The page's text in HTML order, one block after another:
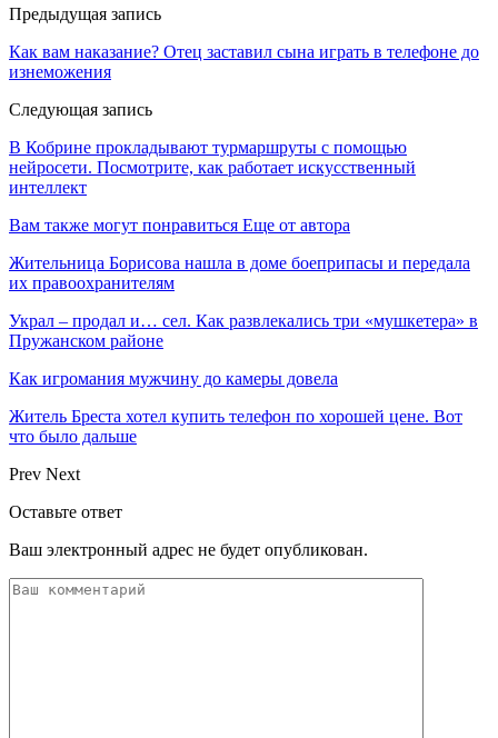
Предыдущая запись
Как вам наказание? Отец заставил сына играть в телефоне до
изнеможения
Следующая запись
В Кобрине прокладывают турмаршруты с помощью
нейросети. Посмотрите, как работает искусственный
интеллект
Вам также могут понравиться Еще от автора
Жительница Борисова нашла в доме боеприпасы и передала
их правоохранителям
Украл – продал и… сел. Как развлекались три «мушкетера» в
Пружанском районе
Как игромания мужчину до камеры довела
Житель Бреста хотел купить телефон по хорошей цене. Вот
что было дальше
Prev Next
Оставьте ответ
Ваш электронный адрес не будет опубликован.